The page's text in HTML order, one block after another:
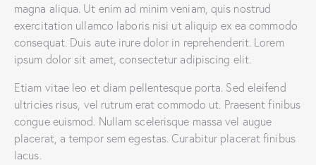
magna aliqua. Ut enim ad minim veniam, quis nostrud
exercitation ullamco laboris nisi ut aliquip ex ea commodo
consequat. Duis aute irure dolor in reprehenderit. Lorem
ipsum dolor sit amet, consectetur adipiscing elit.
Etiam vitae leo et diam pellentesque porta. Sed eleifend
ultricies risus, vel rutrum erat commodo ut. Praesent finibus
congue euismod. Nullam scelerisque massa vel augue
placerat, a tempor sem egestas. Curabitur placerat finibus
lacus.